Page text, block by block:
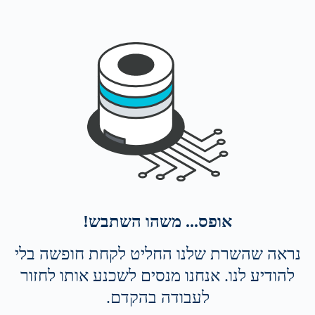
אופס... משהו השתבש!
נראה שהשרת שלנו החליט לקחת חופשה בלי
להודיע לנו. אנחנו מנסים לשכנע אותו לחזור
לעבודה בהקדם.